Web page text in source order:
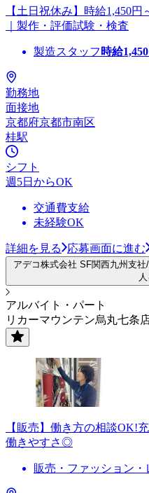
【土日祝休み】時給1,450
｜製作・評価試験・検査
製造スタッフ 時給1,450
勤務地
面接地
京都府京都市南区
桂駅
シフト
週5日からOK
交通費支給
未経験OK
詳細を見る 応募画面に進む
アデコ株式会社 SF関西九州支
アルバイト・パート
リカーマウンテン烏丸七条
【販売】働き方の相談OK!
働きやすさ◎
販売・ファッション・